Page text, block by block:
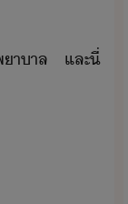
พาาล​ ​และ​ี่​